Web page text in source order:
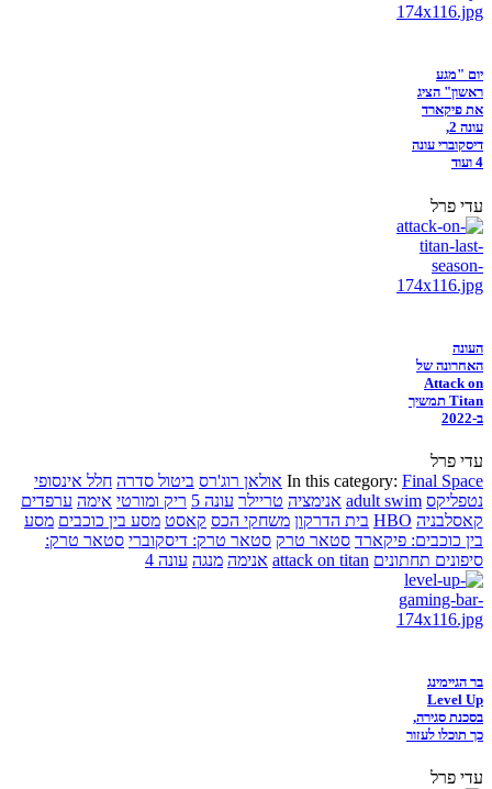
יום "מגע
ראשון" הציג
את פיקארד
עונה 2,
דיסקוברי עונה
4 ועוד
עדי פרל
העונה
האחרונה של
Attack on
Titan תמשיך
ב-2022
עדי פרל
In this category: Final Space אולאן רוג'רס ביטול סדרה חלל אינסופי
נטפליקס adult swim אנימציה טריילר עונה 5 ריק ומורטי אימה ערפדים
קאסלבניה HBO בית הדרקון משחקי הכס קאסט מסע בין כוכבים מסע
בין כוכבים: פיקארד סטאר טרק סטאר טרק: דיסקוברי סטאר טרק:
סיפונים תחתונים attack on titan אנימה מנגה עונה 4
בר הגיימינג
Level Up
בסכנת סגירה,
כך תוכלו לעזור
עדי פרל